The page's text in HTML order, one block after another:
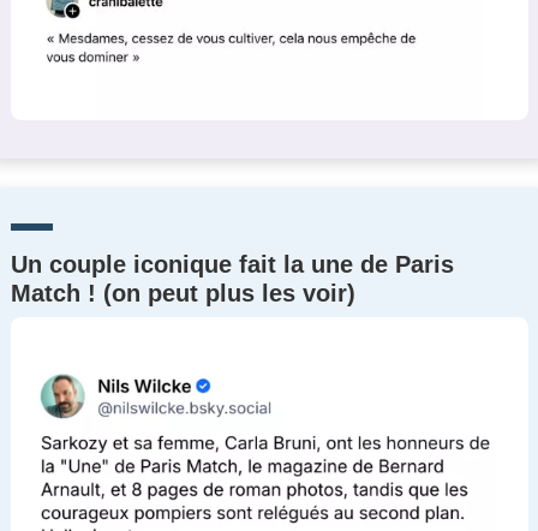
Un couple iconique fait la une de Paris
Match ! (on peut plus les voir)